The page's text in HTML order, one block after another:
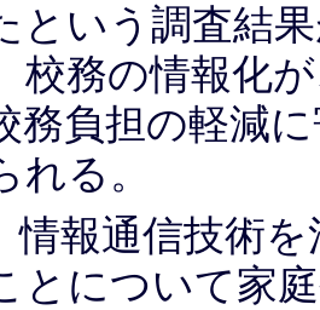
という調査結
校務の情報化
務負担の軽減
れる。
情報通信技術
とについて家